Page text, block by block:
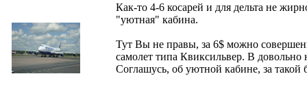
Как-то 4-6 косарей и для дельта не
"уютная" кабина.
Тут Вы не правы, за 6$ можно
самолет типа Квиксильвер. В довольно
Соглашусь, об уютной кабине, за